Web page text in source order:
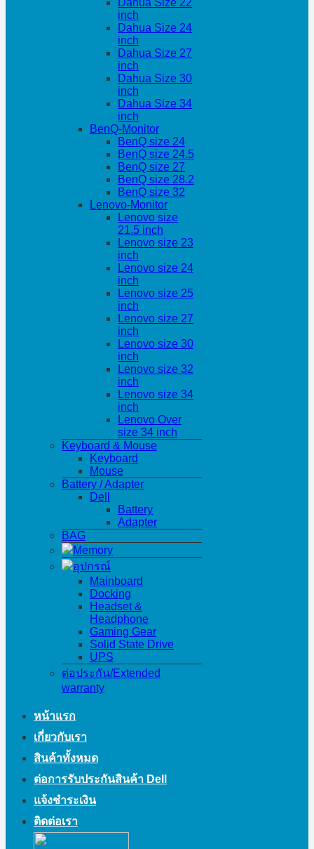
Dahua Size 22
inch
Dahua Size 24
inch
Dahua Size 27
inch
Dahua Size 30
inch
Dahua Size 34
inch
BenQ-Monitor
BenQ size 24
BenQ size 24.5
BenQ size 27
BenQ size 28.2
BenQ size 32
Lenovo-Monitor
Lenovo size
21.5 inch
Lenovo size 23
inch
Lenovo size 24
inch
Lenovo size 25
inch
Lenovo size 27
inch
Lenovo size 30
inch
Lenovo size 32
inch
Lenovo size 34
inch
Lenovo Over
size 34 inch
Keyboard & Mouse
Keyboard
Mouse
Battery / Adapter
Dell
Battery
Adapter
BAG
Memory
อุปกรณ์
Mainboard
Docking
Headset &
Headphone
Gaming Gear
Solid State Drive
UPS
ต่อประกัน/Extended
warranty
หน้าแรก
เกี่ยวกับเรา
สินค้าทั้งหมด
ต่อการรับประกันสินค้า Dell
แจ้งชำระเงิน
ติดต่อเรา